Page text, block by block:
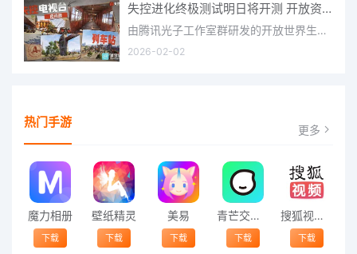
失控进化终极测试明日将开测 开放资格预下载已开启
由腾讯光子工作室群研发的开放世界生存进化手游《失控进化》宣布，终极测试将于明日正式开启，目前测试资格预下
2026-02-02
热门手游 更多
魔力相册
下载
壁纸精灵
下载
美易
下载
青芒交友软件官方版2021 v1.3
下载
搜狐视频app免费送会员下载安装到手机 v8.8.5
下载